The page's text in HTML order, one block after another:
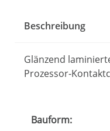
Beschreibung
Glänzend
Prozessor-
Wert
Bauform: